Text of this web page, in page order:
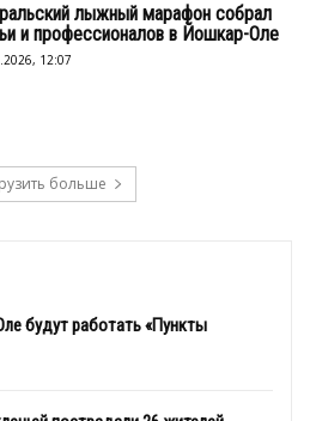
лыжный марафон собрал
и профессионалов в Йошкар-Оле
12:07
больше
будут работать «Пункты